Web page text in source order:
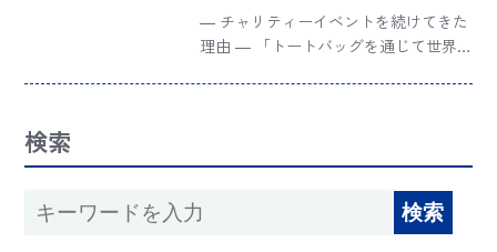
― チャリティーイベントを続けてきた
理由 ― 「トートバッグを通じて世界
りを続けて […]
検索